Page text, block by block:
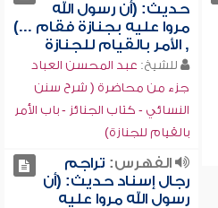
حديث: (أن رسول الله
مروا عليه بجنازة فقام ...)
, الأمر بالقيام للجنازة
للشيخ: عبد المحسن العباد
جزء من محاضرة ( شرح سنن
النسائي - كتاب الجنائز - باب الأمر
بالقيام للجنازة)
الفهرس: تراجم
رجال إسناد حديث: (أن
رسول الله مروا عليه